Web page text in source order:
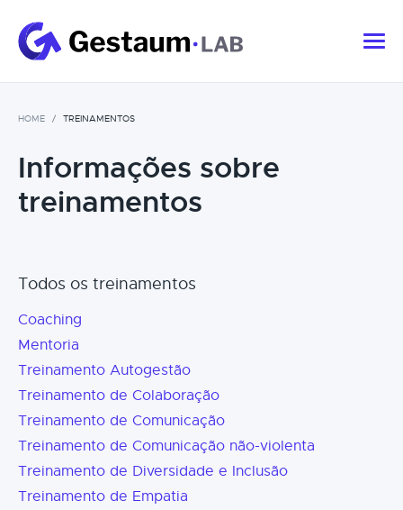
HOME TREINAMENTOS
Informações sobre
treinamentos
Todos os treinamentos
Coaching
Mentoria
Treinamento Autogestão
Treinamento de Colaboração
Treinamento de Comunicação
Treinamento de Comunicação não-violenta
Treinamento de Diversidade e Inclusão
Treinamento de Empatia